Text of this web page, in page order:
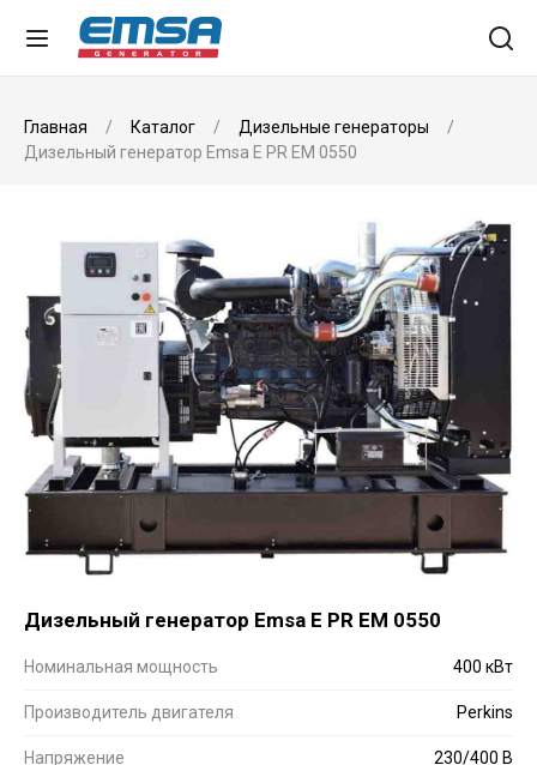
Главная Каталог
Дизельные генераторы
Дизельный генератор Emsa E PR EM 0550
Дизельный генератор Emsa E PR EM 0550
Номинальная мощность 400 кВт
Производитель двигателя Perkins
Напряжение 230/400 В